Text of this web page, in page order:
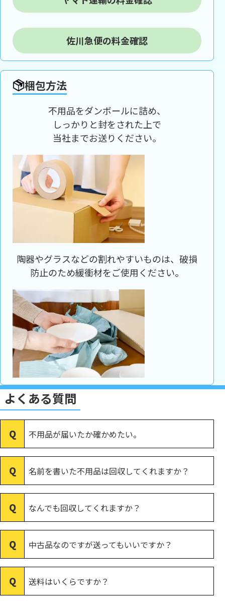
佐川急便の料金確認
梱包方法
不用品をダンボールに詰め、
しっかりと封をされた上で
当社までお送りください。
陶器やグラスなどの割れやすいものは、破損
防止のため緩衝材をご使用ください。
よくある質問
不用品が届いたか確かめたい。
名前を書いた不用品は回収してくれますか？
なんでも回収してくれますか？
中古品なのですが送ってもいいですか？
送料はいくらですか？